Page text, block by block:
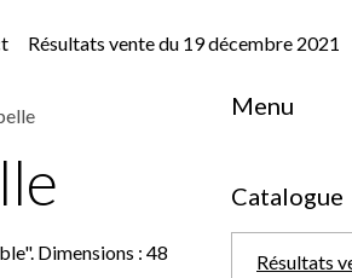
Résultats vente du 19 décembre 2021
Dimensions : 48
Menu
Catalogue
Résultats